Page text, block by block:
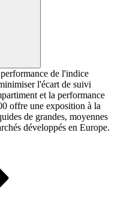
de l'indice
l'écart de suivi
et la performance
offre une exposition à la
de grandes, moyennes
développés en Europe.